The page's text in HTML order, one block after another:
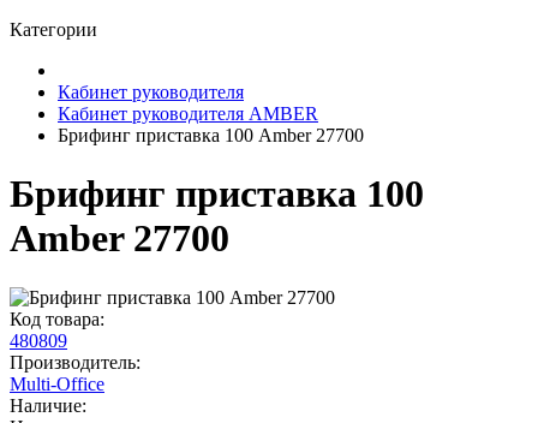
Категории
Кабинет руководителя
Кабинет руководителя AMBER
Брифинг приставка 100 Amber 27700
Брифинг приставка 100
Amber 27700
Код товара:
480809
Производитель:
Multi-Office
Наличие: